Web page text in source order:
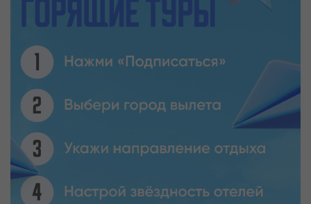
Контакты
Кабинет туриста
Валюта: USD